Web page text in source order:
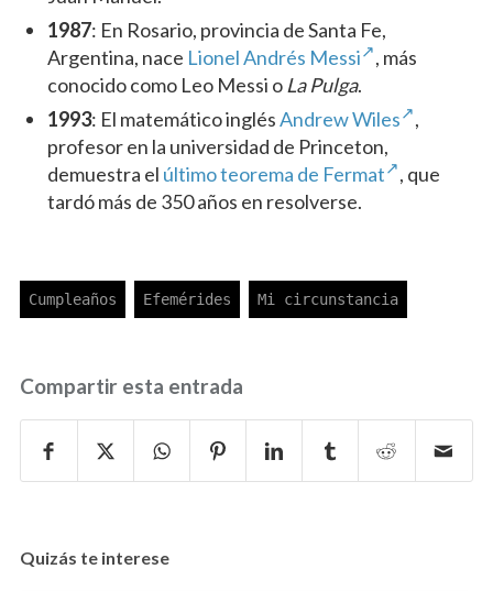
1987: En Rosario, provincia de Santa Fe,
Argentina, nace Lionel Andrés Messi
, más
conocido como Leo Messi o La Pulga.
1993: El matemático inglésAndrew Wiles
,
profesor en la universidad de Princeton,
demuestra el último teorema de Fermat
, que
tardó más de 350 años en resolverse.
Compartir esta entrada
Quizás te interese